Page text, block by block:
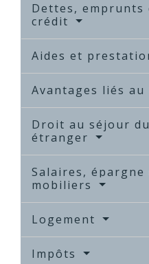
Dettes, emprunts
crédit
Aides et
Avantages liés
Droit au séjour
étranger
Salaires,
mobiliers
Logement
Impôts